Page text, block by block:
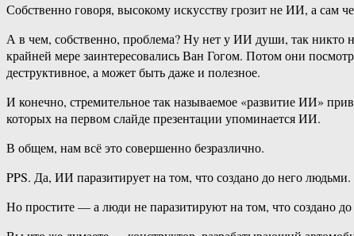
Собственно говоря, высокому искусству грозит не ИИ, а сам
А в чем, собственно, проблема? Ну нет у ИИ души, так никто
крайней мере заинтересовались Ван Гогом. Потом они
деструктивное, а может быть даже и полезное.
И конечно, стремительное так называемое «развитие ИИ»
которых на первом слайде презентации упоминается ИИ.
В общем, нам всё это совершенно безразлично.
PPS. Да, ИИ паразитирует на том, что создано до него людьми.
Но простите — а люди не паразитируют на том, что создано